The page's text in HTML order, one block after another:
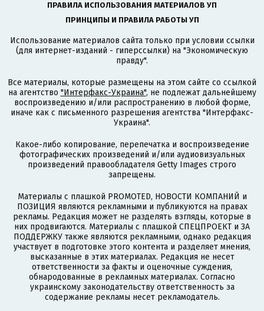
ПРАВИЛА ИСПОЛЬЗОВАНИЯ МАТЕРИАЛОВ УП
ПРИНЦИПЫ И ПРАВИЛА РАБОТЫ УП
Использование материалов сайта только при условии ссылки
(для интернет-изданий - гиперссылки) на "Экономическую
правду".
Все материалы, которые размещены на этом сайте со ссылкой
на агентство "Интерфакс-Украина", не подлежат дальнейшему
воспроизведению и/или распространению в любой форме,
иначе как с письменного разрешения агентства "Интерфакс-
Украина".
Какое-либо копирование, перепечатка и воспроизведение
фотографических произведений и/или аудиовизуальных
произведений правообладателя Getty Images строго
запрещены.
Материалы с плашкой PROMOTED, НОВОСТИ КОМПАНИЙ и
ПОЗИЦИЯ являются рекламными и публикуются на правах
рекламы. Редакция может не разделять взгляды, которые в
них продвигаются. Материалы с плашкой СПЕЦПРОЕКТ и ЗА
ПОДДЕРЖКУ также являются рекламными, однако редакция
участвует в подготовке этого контента и разделяет мнения,
высказанные в этих материалах. Редакция не несет
ответственности за факты и оценочные суждения,
обнародованные в рекламных материалах. Согласно
украинскому законодательству ответственность за
содержание рекламы несет рекламодатель.